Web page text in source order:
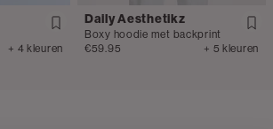
+ 4 kleuren
Daily Aesthetikz
Boxy hoodie met backprint
€59.95
+ 5 kleuren